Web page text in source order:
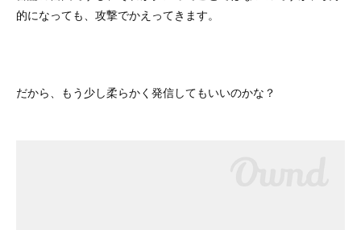
的になっても、攻撃でかえってきます。
だから、もう少し柔らかく発信してもいいのかな？